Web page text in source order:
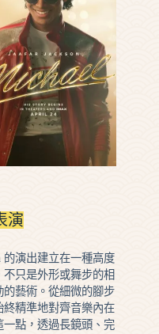
演
演出建立在一種高度
只是外形或舞步的相
藝術。從細微的腳步
精準地對齊音樂內在
點，透過長鏡頭、完